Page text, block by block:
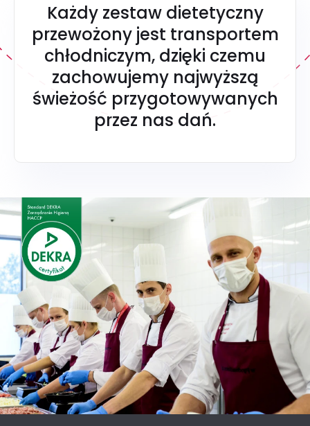
Każdy zestaw dietetyczny
przewożony jest transportem
chłodniczym, dzięki czemu
zachowujemy najwyższą
świeżość przygotowywanych
przez nas dań.